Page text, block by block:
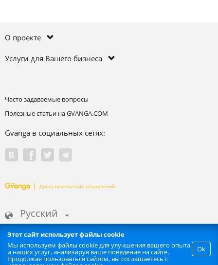
Этот сайт использует файлы cookie
Ok
Мы используем файлы cookie для улучшения вашего опыта
и наших услуг, анализируя ваше поведение на сайте.
Продолжая пользоваться сайтом, вы соглашаетесь с
О проекте
Услуги для Вашего бизнеса
Часто задаваемые вопросы
Полезные статьи на GVANGA.COM
Gvanga в социальных сетях:
Доска бесплатных объявлений
Русский
Запрещается любое автоматизированное извлечение информации
сайта. | GVANGA.COM 2015-2026 ©.